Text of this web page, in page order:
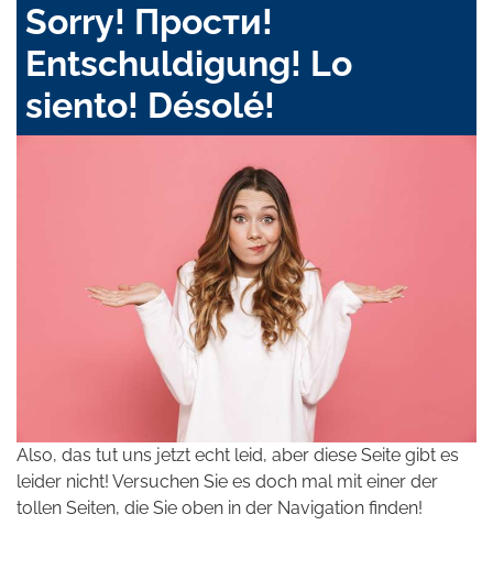
Sorry! Прости!
Entschuldigung! Lo
siento! Désolé!
Also, das tut uns jetzt echt leid, aber diese Seite gibt es
leider nicht! Versuchen Sie es doch mal mit einer der
tollen Seiten, die Sie oben in der Navigation finden!